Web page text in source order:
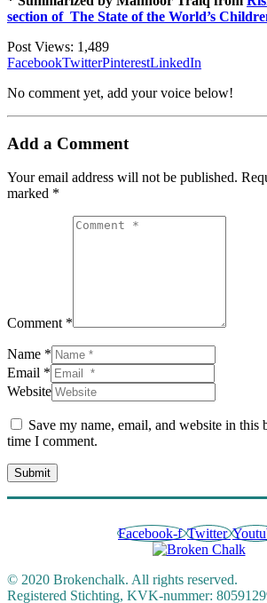
section of The State of the World’s
Post Views: 1,489
FacebookTwitterPinterestLinkedIn
No comment yet, add your voice below!
Add a Comment
Your email address will not be published.
marked *
Comment *
Name *
Email *
Website
Save my name, email, and website in this
time I comment.
Submit
Facebook-f Twitter
© 2020 Brokenchalk. All rights reserved.
Registered Stichting, KVK-nummer: